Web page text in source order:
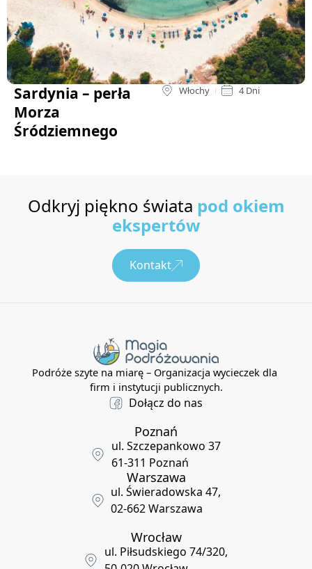
Sardynia – perła
Morza
Śródziemnego
Włochy 4 Dni
Odkryj piękno świata pod okiem
ekspertów
Kontakt
Podróże szyte na miarę – Organizacja wycieczek dla
firm i instytucji publicznych.
Dołącz do nas
Poznań
ul. Szczepankowo 37
61-311 Poznań
Warszawa
ul. Świeradowska 47,
02-662 Warszawa
Wrocław
ul. Piłsudskiego 74/320,